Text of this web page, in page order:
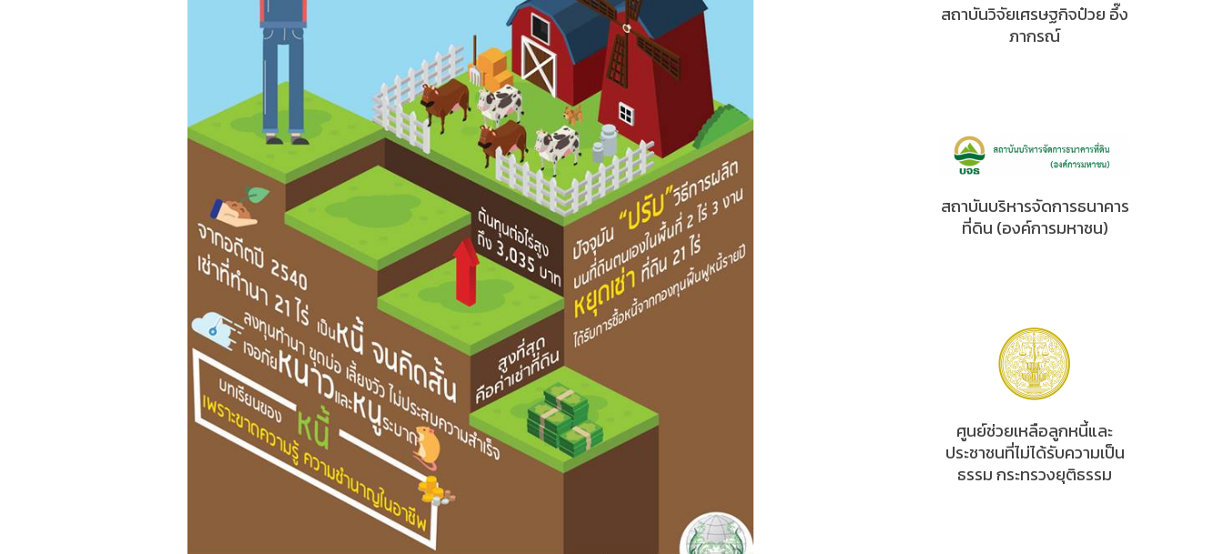
สถาบันวิจัยเศรษฐกิจป๋วย อึ๊ง
ภากรณ์
สถาบันบริหารจัดการธนาคาร
ที่ดิน (องค์การมหาชน)
ศูนย์ช่วยเหลือลูกหนี้และ
ประชาชนที่ไม่ได้รับความเป็น
ธรรม กระทรวงยุติธรรม